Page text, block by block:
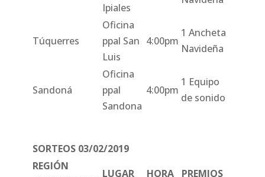
Ipiales
Túquerres
Oficina
ppal San
Luis
4:00pm
1 Ancheta
Navideña
Sandoná
Oficina
ppal
Sandona
4:00pm
1 Equipo
de sonido
SORTEOS 03/02/2019
REGIÓN
LUGAR HORA PREMIOS